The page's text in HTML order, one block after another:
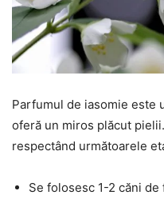
Parfumul de iasomie este
oferă un miros plăcut
respectând următoarele
Se folosesc 1-2 căni